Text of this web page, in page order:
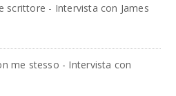
scrittore - Intervista con James
me stesso - Intervista con